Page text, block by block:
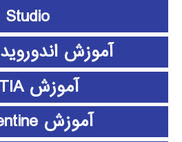
Studio
آموزش اندوروید android
آموزش CATIA
آموزش clementine